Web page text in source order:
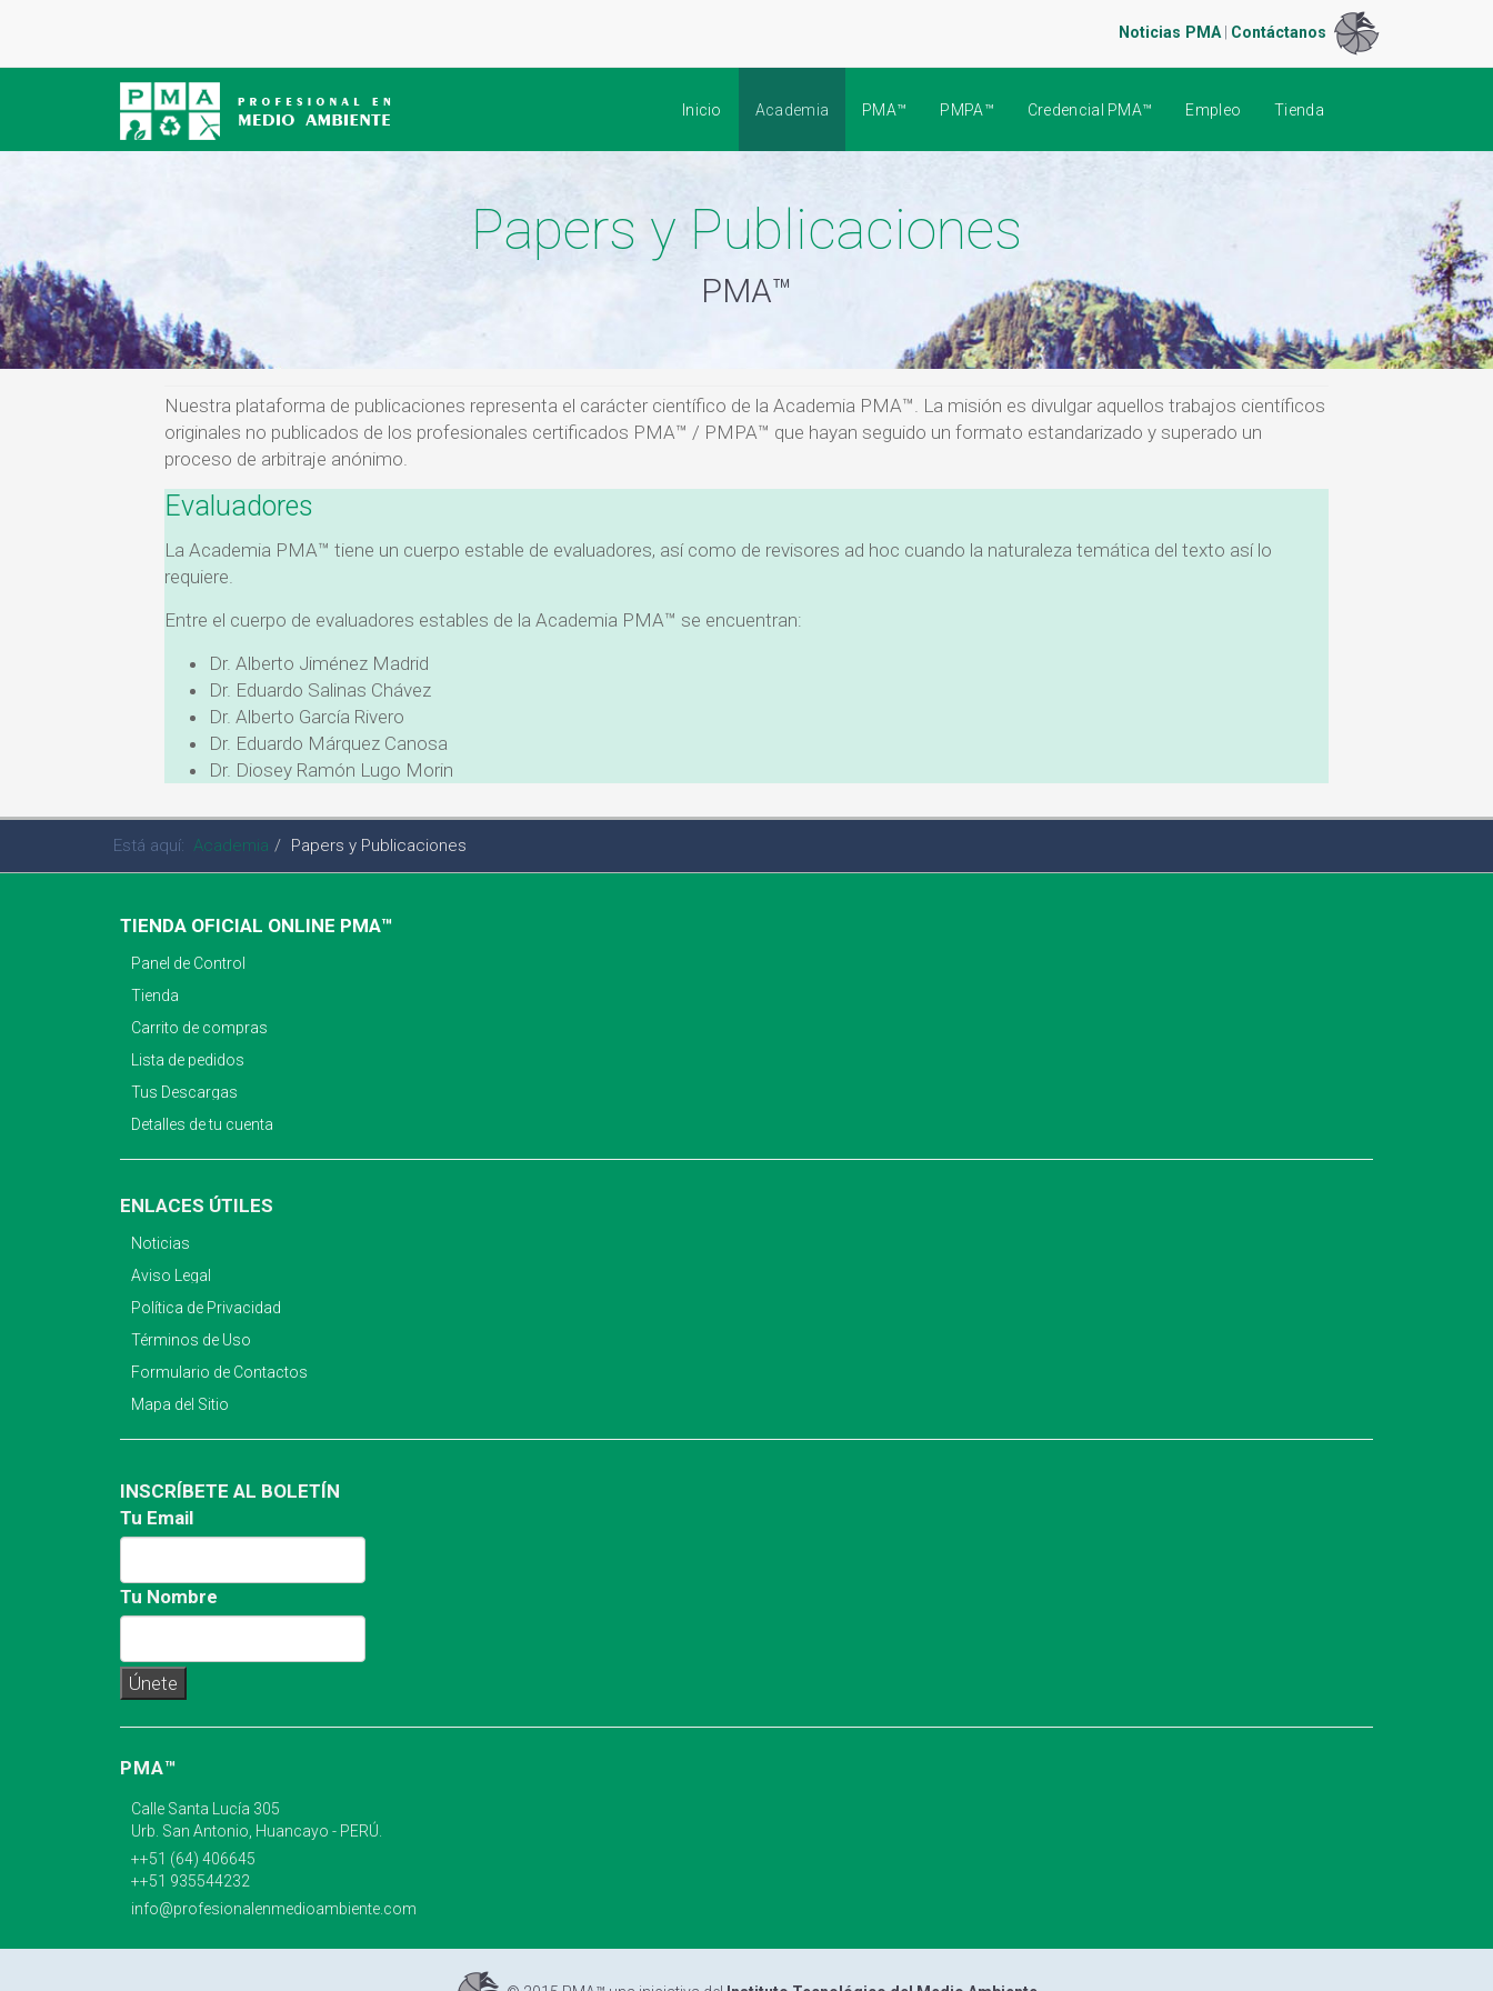
Noticias PMA Contáctanos
Inicio Academia PMA™ PMPA™ Credencial PMA™ Empleo Tienda
Papers y Publicaciones
PMA™
Nuestra plataforma de publicaciones representa el carácter científico de la Academia PMA™. La misión es divulgar aquellos trabajos científicos
originales no publicados de los profesionales certificados PMA™ / PMPA™ que hayan seguido un formato estandarizado y superado un
proceso de arbitraje anónimo.
Evaluadores
La Academia PMA™ tiene un cuerpo estable de evaluadores, así como de revisores ad hoc cuando la naturaleza temática del texto así lo
requiere.
Entre el cuerpo de evaluadores estables de la Academia PMA™ se encuentran:
Dr. Alberto Jiménez Madrid
Dr. Eduardo Salinas Chávez
Dr. Alberto García Rivero
Dr. Eduardo Márquez Canosa
Dr. Diosey Ramón Lugo Morin
Está aquí: Academia Papers y Publicaciones
TIENDA OFICIAL ONLINE PMA™
Panel de Control
Tienda
Carrito de compras
Lista de pedidos
Tus Descargas
Detalles de tu cuenta
ENLACES ÚTILES
Noticias
Aviso Legal
Política de Privacidad
Términos de Uso
Formulario de Contactos
Mapa del Sitio
INSCRÍBETE AL BOLETÍN
Tu Email
Tu Nombre
PMA™
Calle Santa Lucía 305
Urb. San Antonio, Huancayo - PERÚ.
++51 (64) 406645
++51 935544232
info@profesionalenmedioambiente.com